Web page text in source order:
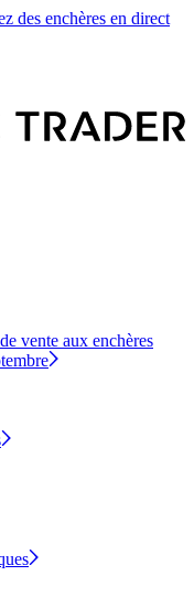
des enchères en direct
vente aux enchères